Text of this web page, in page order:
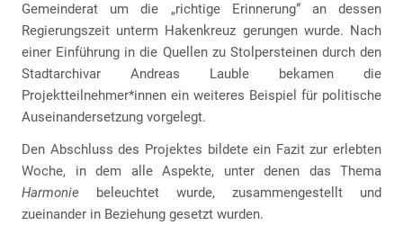
Gemeinderat um die „richtige Erinnerung“ an dessen
Regierungszeit unterm Hakenkreuz gerungen wurde. Nach
einer Einführung in die Quellen zu Stolpersteinen durch den
Stadtarchivar Andreas Lauble bekamen die
Projektteilnehmer*innen ein weiteres Beispiel für politische
Auseinandersetzung vorgelegt.
Den Abschluss des Projektes bildete ein Fazit zur erlebten
Woche, in dem alle Aspekte, unter denen das Thema
Harmonie beleuchtet wurde, zusammengestellt und
zueinander in Beziehung gesetzt wurden.